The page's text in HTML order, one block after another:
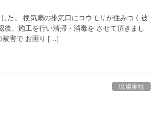
た。 換気扇の排気口にコウモリが住みつく被
、施工を行い清掃・消毒を させて頂きまし
被害で お困り […]
現場実績